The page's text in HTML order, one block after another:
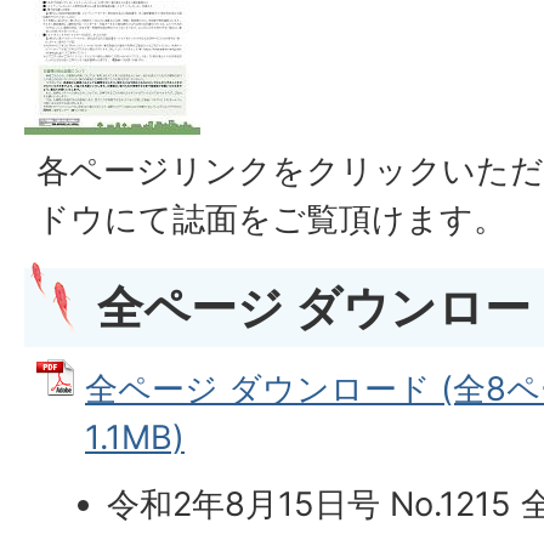
各ページリンクをクリックいた
ドウにて誌面をご覧頂けます。
全ページ ダウンロ
全ページ ダウンロード (全8
1.1MB)
令和2年8月15日号 No.1215